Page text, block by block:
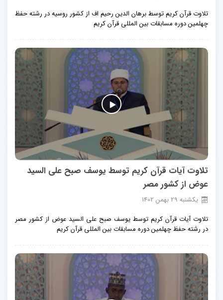
تلاوت قرآن کریم توسط برهان الدین رحیم اف از کشور روسیه در رشته حفظ
چهلمین دوره مسابقات بین المللی قرآن کریم
تلاوت آیات قرآن کریم توسط یوسف صبح علی السید
عوض از کشور مصر
يكشنبه 29 بهمن 1402
تلاوت آیات قرآن کریم توسط یوسف صبح علی السید عوض از کشور مصر
در رشته حفظ چهلمین دوره مسابقات بین المللی قرآن کریم